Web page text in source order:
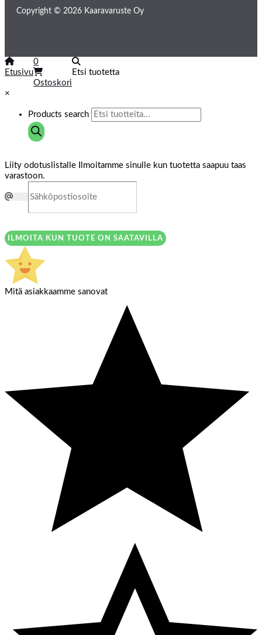
Copyright © 2026 Kaaravaruste Oy
Etusivu
0
Ostoskori
Etsi tuotetta
×
Products search
Liity odotuslistalle
Ilmoitamme sinulle kun tuotetta saapuu taas
varastoon.
ILMOITA KUN TUOTE ON SAATAVILLA
Mitä asiakkaamme sanovat